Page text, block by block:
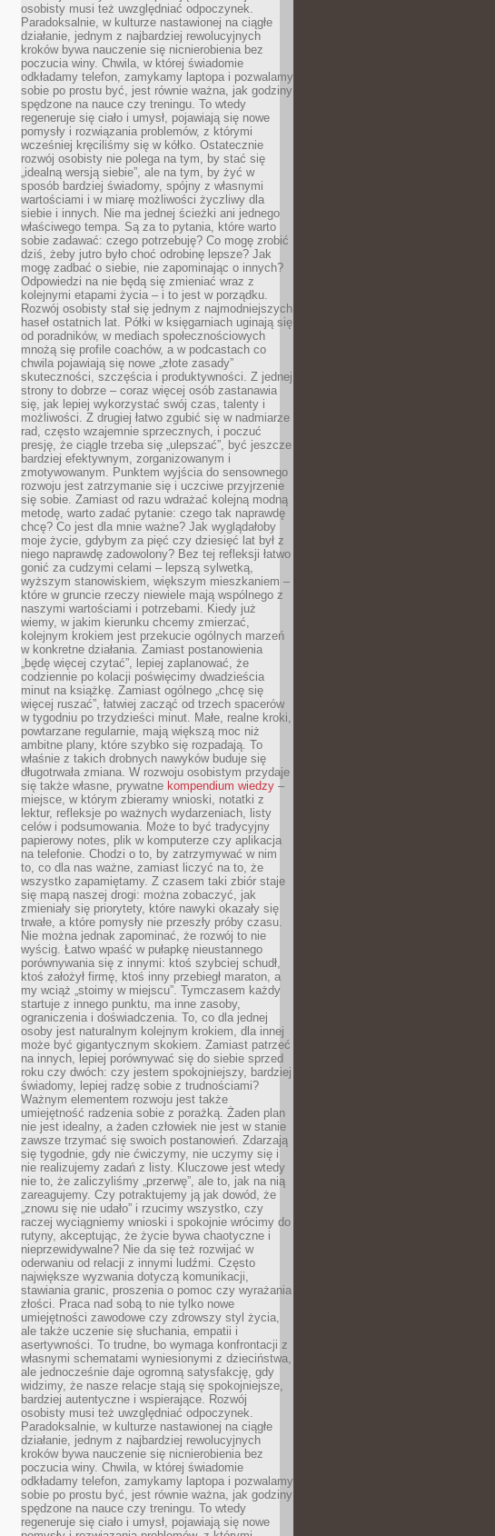
osobisty musi też uwzględniać odpoczynek.
Paradoksalnie, w kulturze nastawionej na ciągłe
działanie, jednym z najbardziej rewolucyjnych
kroków bywa nauczenie się nicnierobienia bez
poczucia winy. Chwila, w której świadomie
odkładamy telefon, zamykamy laptopa i pozwalamy
sobie po prostu być, jest równie ważna, jak godziny
spędzone na nauce czy treningu. To wtedy
regeneruje się ciało i umysł, pojawiają się nowe
pomysły i rozwiązania problemów, z którymi
wcześniej kręciliśmy się w kółko. Ostatecznie
rozwój osobisty nie polega na tym, by stać się
„idealną wersją siebie”, ale na tym, by żyć w
sposób bardziej świadomy, spójny z własnymi
wartościami i w miarę możliwości życzliwy dla
siebie i innych. Nie ma jednej ścieżki ani jednego
właściwego tempa. Są za to pytania, które warto
sobie zadawać: czego potrzebuję? Co mogę zrobić
dziś, żeby jutro było choć odrobinę lepsze? Jak
mogę zadbać o siebie, nie zapominając o innych?
Odpowiedzi na nie będą się zmieniać wraz z
kolejnymi etapami życia – i to jest w porządku.
Rozwój osobisty stał się jednym z najmodniejszych
haseł ostatnich lat. Półki w księgarniach uginają się
od poradników, w mediach społecznościowych
mnożą się profile coachów, a w podcastach co
chwila pojawiają się nowe „złote zasady”
skuteczności, szczęścia i produktywności. Z jednej
strony to dobrze – coraz więcej osób zastanawia
się, jak lepiej wykorzystać swój czas, talenty i
możliwości. Z drugiej łatwo zgubić się w nadmiarze
rad, często wzajemnie sprzecznych, i poczuć
presję, że ciągle trzeba się „ulepszać”, być jeszcze
bardziej efektywnym, zorganizowanym i
zmotywowanym. Punktem wyjścia do sensownego
rozwoju jest zatrzymanie się i uczciwe przyjrzenie
się sobie. Zamiast od razu wdrażać kolejną modną
metodę, warto zadać pytanie: czego tak naprawdę
chcę? Co jest dla mnie ważne? Jak wyglądałoby
moje życie, gdybym za pięć czy dziesięć lat był z
niego naprawdę zadowolony? Bez tej refleksji łatwo
gonić za cudzymi celami – lepszą sylwetką,
wyższym stanowiskiem, większym mieszkaniem –
które w gruncie rzeczy niewiele mają wspólnego z
naszymi wartościami i potrzebami. Kiedy już
wiemy, w jakim kierunku chcemy zmierzać,
kolejnym krokiem jest przekucie ogólnych marzeń
w konkretne działania. Zamiast postanowienia
„będę więcej czytać”, lepiej zaplanować, że
codziennie po kolacji poświęcimy dwadzieścia
minut na książkę. Zamiast ogólnego „chcę się
więcej ruszać”, łatwiej zacząć od trzech spacerów
w tygodniu po trzydzieści minut. Małe, realne kroki,
powtarzane regularnie, mają większą moc niż
ambitne plany, które szybko się rozpadają. To
właśnie z takich drobnych nawyków buduje się
długotrwała zmiana. W rozwoju osobistym przydaje
się także własne, prywatne kompendium wiedzy –
miejsce, w którym zbieramy wnioski, notatki z
lektur, refleksje po ważnych wydarzeniach, listy
celów i podsumowania. Może to być tradycyjny
papierowy notes, plik w komputerze czy aplikacja
na telefonie. Chodzi o to, by zatrzymywać w nim
to, co dla nas ważne, zamiast liczyć na to, że
wszystko zapamiętamy. Z czasem taki zbiór staje
się mapą naszej drogi: można zobaczyć, jak
zmieniały się priorytety, które nawyki okazały się
trwałe, a które pomysły nie przeszły próby czasu.
Nie można jednak zapominać, że rozwój to nie
wyścig. Łatwo wpaść w pułapkę nieustannego
porównywania się z innymi: ktoś szybciej schudł,
ktoś założył firmę, ktoś inny przebiegł maraton, a
my wciąż „stoimy w miejscu”. Tymczasem każdy
startuje z innego punktu, ma inne zasoby,
ograniczenia i doświadczenia. To, co dla jednej
osoby jest naturalnym kolejnym krokiem, dla innej
może być gigantycznym skokiem. Zamiast patrzeć
na innych, lepiej porównywać się do siebie sprzed
roku czy dwóch: czy jestem spokojniejszy, bardziej
świadomy, lepiej radzę sobie z trudnościami?
Ważnym elementem rozwoju jest także
umiejętność radzenia sobie z porażką. Żaden plan
nie jest idealny, a żaden człowiek nie jest w stanie
zawsze trzymać się swoich postanowień. Zdarzają
się tygodnie, gdy nie ćwiczymy, nie uczymy się i
nie realizujemy zadań z listy. Kluczowe jest wtedy
nie to, że zaliczyliśmy „przerwę”, ale to, jak na nią
zareagujemy. Czy potraktujemy ją jak dowód, że
„znowu się nie udało” i rzucimy wszystko, czy
raczej wyciągniemy wnioski i spokojnie wrócimy do
rutyny, akceptując, że życie bywa chaotyczne i
nieprzewidywalne? Nie da się też rozwijać w
oderwaniu od relacji z innymi ludźmi. Często
największe wyzwania dotyczą komunikacji,
stawiania granic, proszenia o pomoc czy wyrażania
złości. Praca nad sobą to nie tylko nowe
umiejętności zawodowe czy zdrowszy styl życia,
ale także uczenie się słuchania, empatii i
asertywności. To trudne, bo wymaga konfrontacji z
własnymi schematami wyniesionymi z dzieciństwa,
ale jednocześnie daje ogromną satysfakcję, gdy
widzimy, że nasze relacje stają się spokojniejsze,
bardziej autentyczne i wspierające. Rozwój
osobisty musi też uwzględniać odpoczynek.
Paradoksalnie, w kulturze nastawionej na ciągłe
działanie, jednym z najbardziej rewolucyjnych
kroków bywa nauczenie się nicnierobienia bez
poczucia winy. Chwila, w której świadomie
odkładamy telefon, zamykamy laptopa i pozwalamy
sobie po prostu być, jest równie ważna, jak godziny
spędzone na nauce czy treningu. To wtedy
regeneruje się ciało i umysł, pojawiają się nowe